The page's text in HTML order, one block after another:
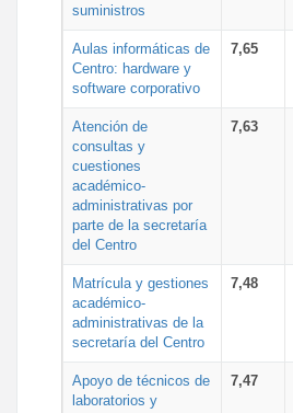
suministros
Aulas informáticas de
Centro: hardware y
software corporativo
7,65
Atención de
consultas y
cuestiones
académico-
administrativas por
parte de la secretaría
del Centro
7,63
Matrícula y gestiones
académico-
administrativas de la
secretaría del Centro
7,48
Apoyo de técnicos de
laboratorios y
7,47